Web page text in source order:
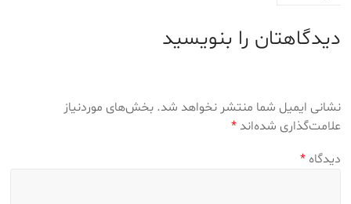
دیدگاهتان را بنویسید
نشانی ایمیل شما منتشر نخواهد شد. بخش‌های موردنیاز
علامت‌گذاری شده‌اند*
دیدگاه*